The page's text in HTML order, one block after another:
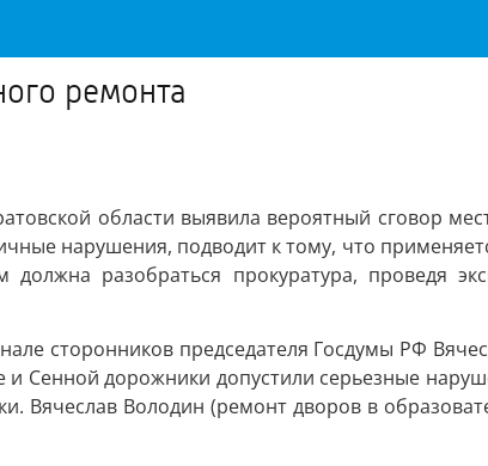
ремонта
области выявила вероятный сговор
нарушения, подводит к тому, что
разобраться прокуратура, проведя
сторонников председателя Госдумы РФ
и Сенной дорожники допустили серьезные
Вячеслав Володин (ремонт дворов в